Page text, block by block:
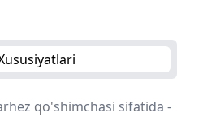
qo'shimchasi sifatida -